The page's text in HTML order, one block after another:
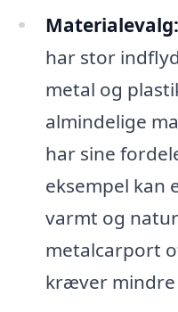
Materialevalg:
har stor
metal og
almindelige
har sine
eksempel
varmt og
metalcarport
kræver mindre